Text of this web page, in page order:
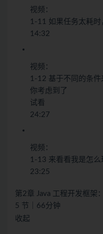
视频：
1-11 如果任务太耗
14:32
视频：
1-12 基于不同的条件
你考虑到了
试看
24:27
视频：
1-13 来看看我是怎么
23:25
第2章 Java 工程开发框架
5 节｜66分钟
收起